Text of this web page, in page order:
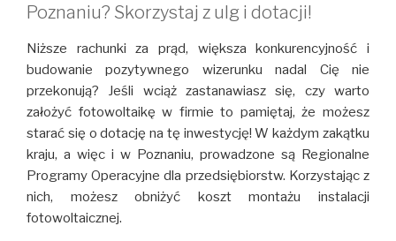
Poznaniu? Skorzystaj z ulg i dotacji!
Niższe rachunki za prąd, większa konkurencyjność i
budowanie pozytywnego wizerunku nadal Cię nie
przekonują? Jeśli wciąż zastanawiasz się, czy warto
założyć fotowoltaikę w firmie to pamiętaj, że możesz
starać się o dotację na tę inwestycję! W każdym zakątku
kraju, a więc i w Poznaniu, prowadzone są Regionalne
Programy Operacyjne dla przedsiębiorstw. Korzystając z
nich, możesz obniżyć koszt montażu instalacji
fotowoltaicznej.